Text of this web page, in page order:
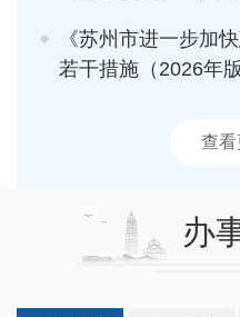
《苏州市进一步加
若干措施（2026年
查看
办